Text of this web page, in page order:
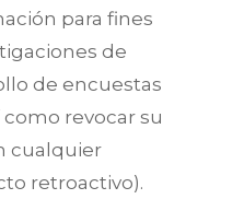
para fines
de
de encuestas
revocar su
cualquier
retroactivo).